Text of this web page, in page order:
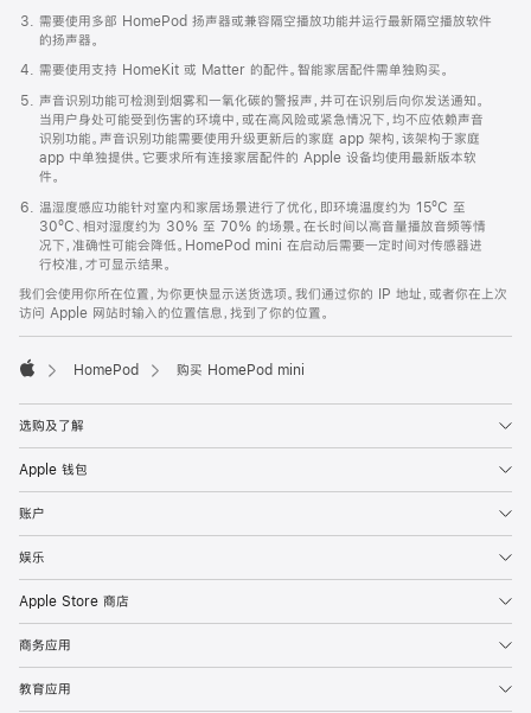
需要使用多部 HomePod 扬声器或兼容隔空播放功能并运行最新隔空播放软件
的扬声器。
需要使用支持 HomeKit 或 Matter 的配件。智能家居配件需单独购买。
声音识别功能可检测到烟雾和一氧化碳的警报声，并可在识别后向你发送通知。
当用户身处可能受到伤害的环境中，或在高风险或紧急情况下，均不应依赖声音
识别功能。声音识别功能需要使用升级更新后的家庭 app 架构，该架构于家庭
app 中单独提供。它要求所有连接家居配件的 Apple 设备均使用最新版本软
件。
温湿度感应功能针对室内和家居场景进行了优化，即环境温度约为 15ºC 至
30ºC、相对湿度约为 30% 至 70% 的场景。在长时间以高音量播放音频等情
况下，准确性可能会降低。HomePod mini 在启动后需要一定时间对传感器进
行校准，才可显示结果。
我们会使用你所在位置，为你更快显示送货选项。我们通过你的 IP 地址，或者你在上次
访问 Apple 网站时输入的位置信息，找到了你的位置。
HomePod 购买 HomePod mini
选购及了解
Apple 钱包
账户
娱乐
Apple Store 商店
商务应用
教育应用